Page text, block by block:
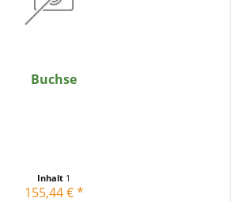
Buchse
Inhalt 1
155,44 € *